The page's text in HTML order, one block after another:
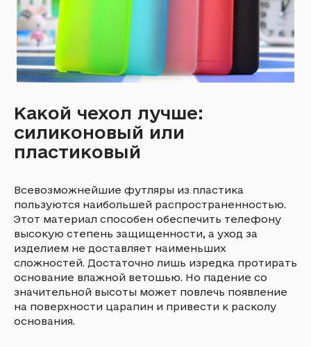
Какой чехол лучше:
силиконовый или
пластиковый
Всевозможнейшие футляры из пластика
пользуются наибольшей распространенностью.
Этот материал способен обеспечить телефону
высокую степень защищенности, а уход за
изделием не доставляет наименьших
сложностей. Достаточно лишь изредка протирать
основание влажной ветошью. Но падение со
значительной высоты может повлечь появление
на поверхности царапин и привести к расколу
основания.